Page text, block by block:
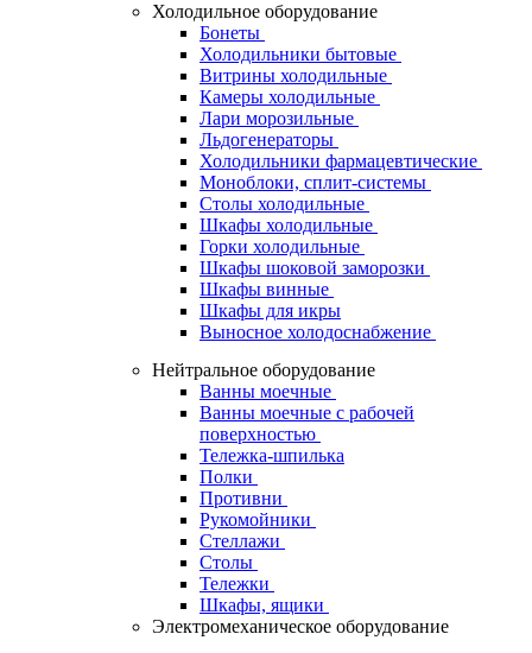
Холодильное оборудование
Бонеты
Холодильники бытовые
Витрины холодильные
Камеры холодильные
Лари морозильные
Льдогенераторы
Холодильники фармацевтические
Моноблоки, сплит-системы
Столы холодильные
Шкафы холодильные
Горки холодильные
Шкафы шоковой заморозки
Шкафы винные
Шкафы для икры
Выносное холодоснабжение
Нейтральное оборудование
Ванны моечные
Ванны моечные с рабочей
поверхностью
Тележка-шпилька
Полки
Противни
Рукомойники
Стеллажи
Столы
Тележки
Шкафы, ящики
Электромеханическое оборудование